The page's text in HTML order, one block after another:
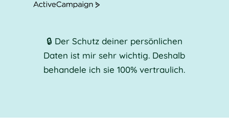
ActiveCampaign
🔒 Der Schutz deiner persönlichen
Daten ist mir sehr wichtig. Deshalb
behandele ich sie 100% vertraulich.